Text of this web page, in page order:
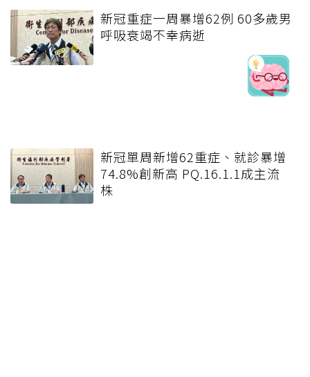
新冠重症一周暴增62例 60多歲男
呼吸衰竭不幸病逝
新冠單周新增62重症、就診暴增
74.8%創新高 PQ.16.1.1成主流
株